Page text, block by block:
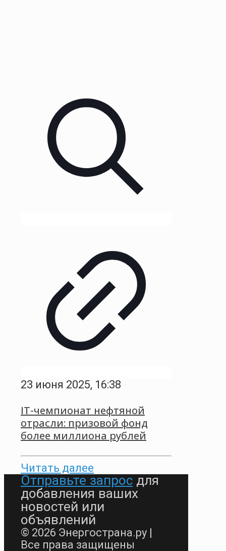
23 июня 2025, 16:38
IT-чемпионат нефтяной
отрасли: призовой фонд
более миллиона рублей
Читать далее
Отправьте запрос для
добавления ваших
новостей или
объявлений
© 2026 Энергострана.ру |
Все права защищены